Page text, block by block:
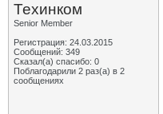
Техинком
Senior Member
Регистрация: 24.03.2015
Сообщений: 349
Сказал(а) спасибо: 0
Поблагодарили 2 раз(а) в 2
сообщениях